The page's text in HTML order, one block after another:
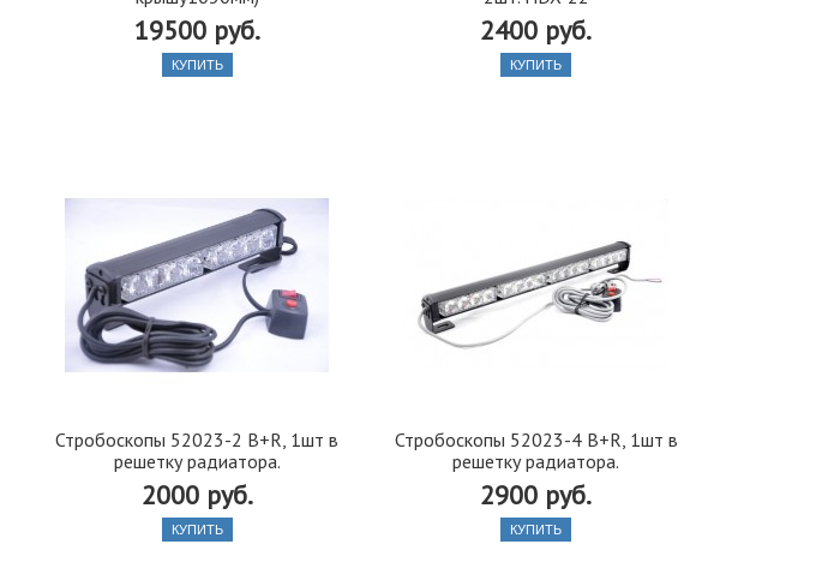
19500 руб.
КУПИТЬ
2400 руб.
КУПИТЬ
Стробоскопы 52023-2 B+R, 1шт в
решетку радиатора.
2000 руб.
КУПИТЬ
Стробоскопы 52023-4 B+R, 1шт в
решетку радиатора.
2900 руб.
КУПИТЬ